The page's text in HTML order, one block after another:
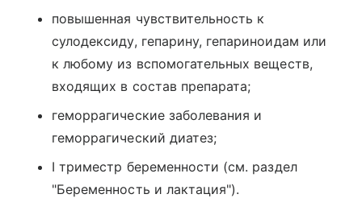
повышенная чувствительность к
сулодексиду, гепарину, гепариноидам или
к любому из вспомогательных веществ,
входящих в состав препарата;
геморрагические заболевания и
геморрагический диатез;
I триместр беременности (см. раздел
"Беременность и лактация").